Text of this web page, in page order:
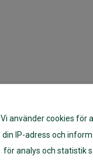
Vi använder cookies för
din IP-adress och
för analys och statistik